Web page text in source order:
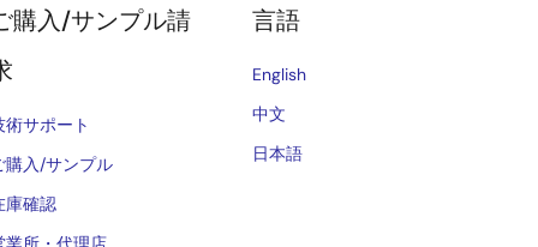
購入/サンプル請
術サポート
購入/サンプル
庫確認
言語
English
中文
日本語